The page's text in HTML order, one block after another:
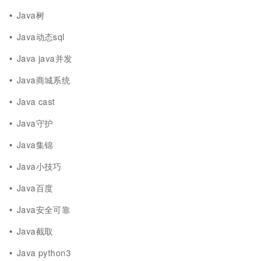
Java树
Java动态sql
Java java并发
Java商城系统
Java cast
Java守护
Java集锦
Java小技巧
Java百度
Java安全可靠
Java截取
Java python3